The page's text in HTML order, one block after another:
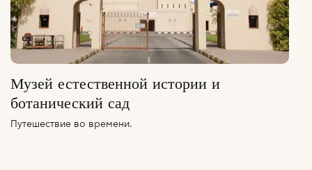
Музей естественной истории и
ботанический сад
Путешествие во времени.